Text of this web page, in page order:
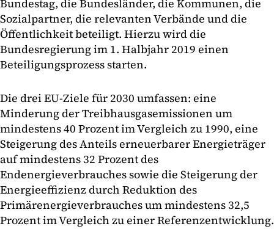
Bundestag, die Bundesländer, die Kommunen, die
Sozialpartner, die relevanten Verbände und die
Öffentlichkeit beteiligt. Hierzu wird die
Bundesregierung im 1. Halbjahr 2019 einen
Beteiligungsprozess starten.
Die drei EU-Ziele für 2030 umfassen: eine
Minderung der Treibhausgasemissionen um
mindestens 40 Prozent im Vergleich zu 1990, eine
Steigerung des Anteils erneuerbarer Energieträger
auf mindestens 32 Prozent des
Endenergieverbrauches sowie die Steigerung der
Energieeffizienz durch Reduktion des
Primärenergieverbrauches um mindestens 32,5
Prozent im Vergleich zu einer Referenzentwicklung.